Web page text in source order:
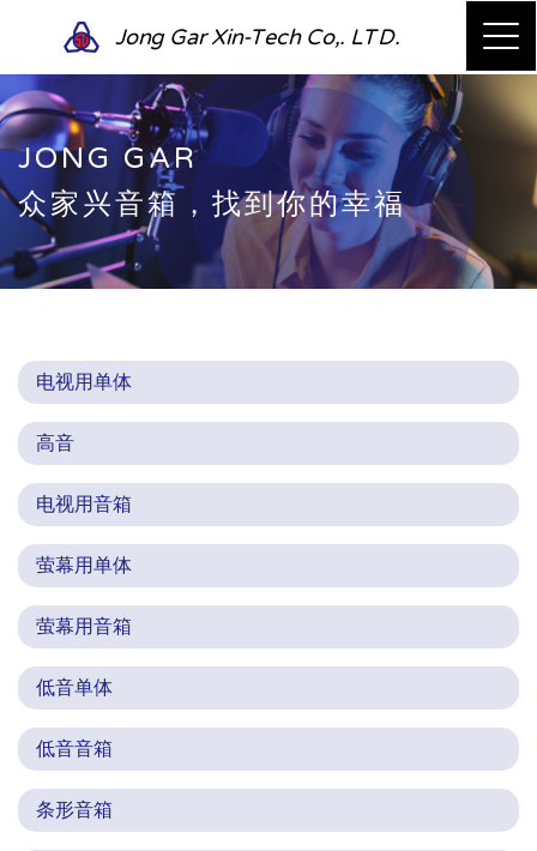
Jong Gar Xin-Tech Co,. LTD.
JONG GAR
众家兴音箱，找到你的幸福
电视用单体
高音
电视用音箱
萤幕用单体
萤幕用音箱
低音单体
低音音箱
条形音箱